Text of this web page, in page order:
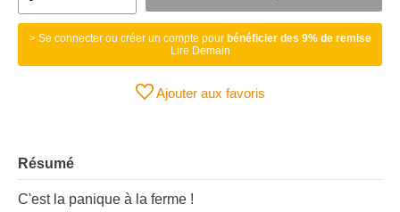
> Se connecter ou créer un compte pour bénéficier des 9% de remise
Lire Demain
Ajouter aux favoris
Résumé
C'est la panique à la ferme !